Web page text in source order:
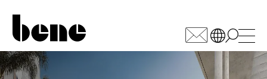
WÄHLEN SIE IHREN